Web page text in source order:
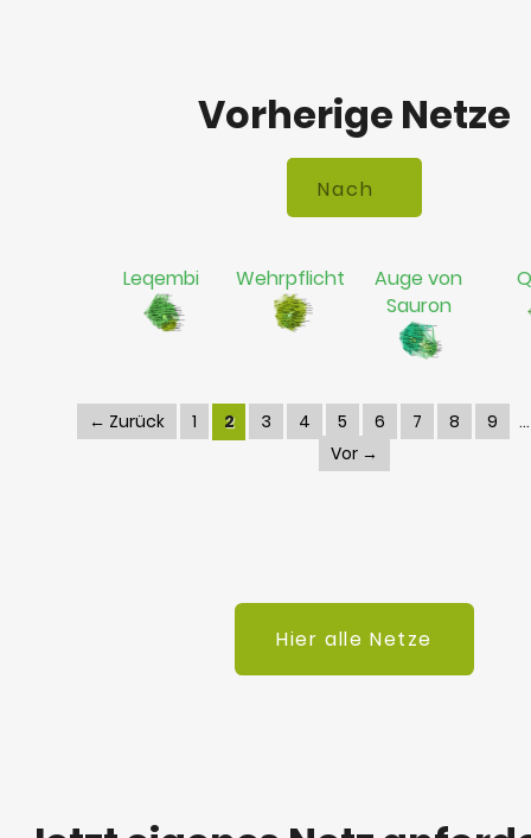
Vorherige Netze
Leqembi Wehrpflicht
Auge von
Sauron
← Zurück 1 2 3 4 5 6 7 8
9
Vor →
Hier alle Netze